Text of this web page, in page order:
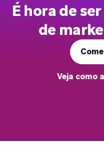
É hora de
de
Veja como